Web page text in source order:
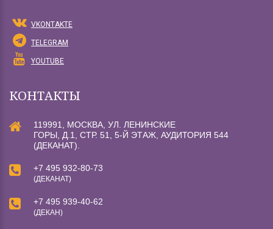
VKONTAKTE
TELEGRAM
YOUTUBE
КОНТАКТЫ
119991, МОСКВА, УЛ. ЛЕНИНСКИЕ
ГОРЫ, Д.1, СТР. 51, 5-Й ЭТАЖ, АУДИТОРИЯ 544
(ДЕКАНАТ).
+7 495 932-80-73
(ДЕКАНАТ)
+7 495 939-40-62
(ДЕКАН)